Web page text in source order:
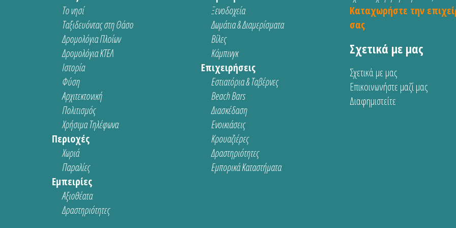
Το νησί
Ταξιδευόντας στη Θάσο
Δρομολόγια Πλοίων
Δρομολόγια ΚΤΕΛ
Ιστορία
Φύση
Αρχιτεκτονική
Πολιτισμός
Χρήσιμα Τηλέφωνα
Περιοχές
Χωριά
Παραλίες
Εμπειρίες
Αξιοθέατα
Δραστηριότητες
Ξενοδοχεία
Δωμάτια & Διαμερίσματα
Βίλες
Κάμπινγκ
Επιχειρήσεις
Εστιατόρια & Ταβέρνες
Beach Bars
Διασκέδαση
Ενοικιάσεις
Κρουαζιέρες
Δραστηριότητες
Εμπορικά Καταστήματα
Καταχωρήστε την
σας
Σχετικά με μας
Σχετικά με μας
Επικοινωνήστε μαζί μας
Διαφημιστείτε